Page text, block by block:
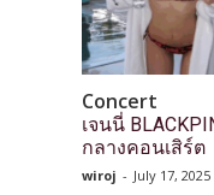
Concert
เจนนี่
กลางคอนเสิร์ต
wiroj - July 17, 2025